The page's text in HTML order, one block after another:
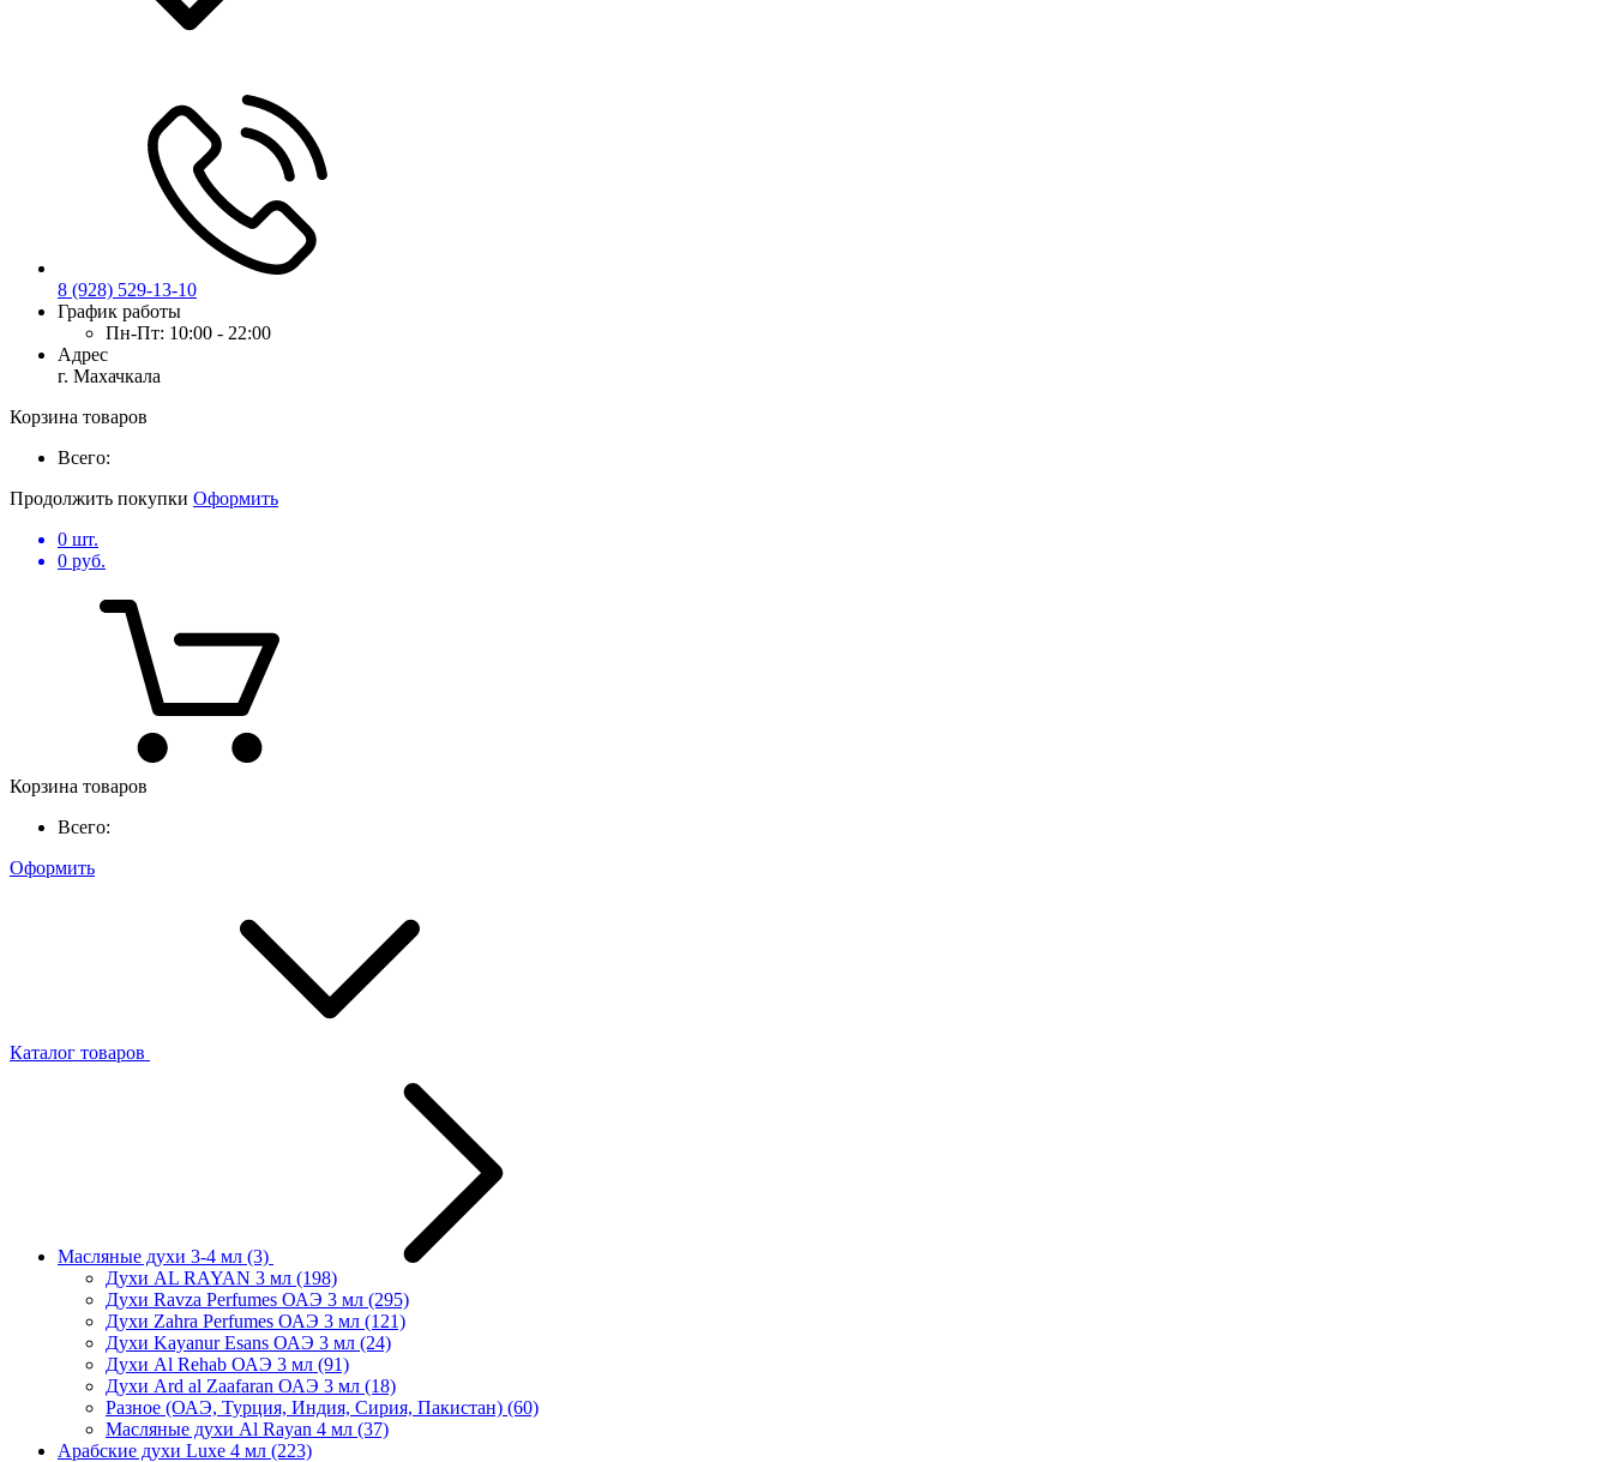
8 (928) 529-13-10
График работы
Пн-Пт: 10:00 - 22:00
Адрес
г. Махачкала
Корзина товаров
Всего:
Продолжить покупки Оформить
0 шт.
0 руб.
Корзина товаров
Всего:
Оформить
Каталог товаров
Масляные духи 3-4 мл (3)
Духи AL RAYAN 3 мл (198)
Духи Ravza Perfumes ОАЭ 3 мл (295)
Духи Zahra Perfumes ОАЭ 3 мл (121)
Духи Kayanur Esans ОАЭ 3 мл (24)
Духи Al Rehab ОАЭ 3 мл (91)
Духи Ard al Zaafaran ОАЭ 3 мл (18)
Разное (ОАЭ, Турция, Индия, Сирия, Пакистан) (60)
Масляные духи Al Rayan 4 мл (37)
Арабские духи Luxe 4 мл (223)